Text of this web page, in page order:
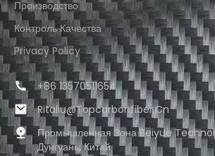
Производство
Контроль Качества
Privacy Policy
+86 13570511654
Ritaliu@topcarbonfiber.cn
Промышленная Зона Beiyue
Дунгуань, Китай